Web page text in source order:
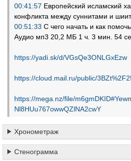
00:41:57 Европейский исламский
конфликта между суннитами и
00:51:33 С чего начать и как
Аудио мп3 20,2 МБ 1 ч. 3 мин. 54
https://yadi.sk/d/VGsQe3ONLGxEzw
https://cloud.mail.ru/public/
https://mega.nz/file/
Nl8HUu767owwQZlNA2cwY
Хронометраж
Стенограмма